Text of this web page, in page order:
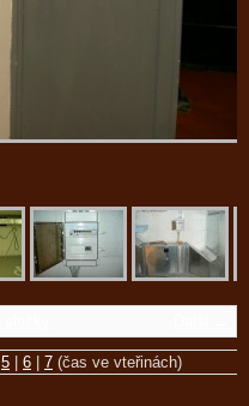
5 6 7 (čas ve vteřinách)